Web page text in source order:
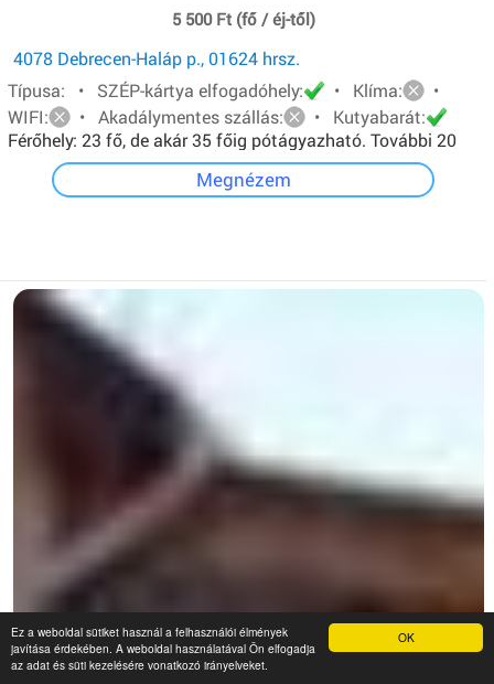
OK
Ez a weboldal sütiket használ a felhasználói élmények
javítása érdekében. A weboldal használatával Ön elfogadja
az adat és süti kezelésére vonatkozó irányelveket.
5 500 Ft (fő / éj-től)
4078 Debrecen-Haláp p., 01624 hrsz.
Típusa: • SZÉP-kártya elfogadóhely:
• Klíma:
•
WIFI:
• Akadálymentes szállás:
• Kutyabarát:
Férőhely: 23 fő, de akár 35 főig pótágyazható. További 20
főt pedig sátorban tudunk elhelyezni.
Megnézem